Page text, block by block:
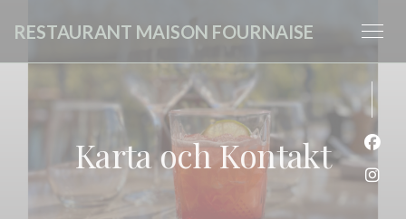
RESTAURANT MAISON FOURNAISE
Karta och Kontakt